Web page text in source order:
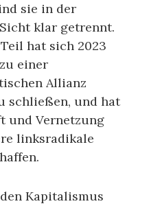
sie in der
klar getrennt.
hat sich 2023
einer
Allianz
schließen, und hat
und Vernetzung
linksradikale
Kapitalismus